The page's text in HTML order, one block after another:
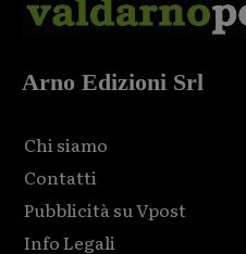
Arno Edizioni Srl
Chi siamo
Contatti
Pubblicità su Vpost
Info Legali